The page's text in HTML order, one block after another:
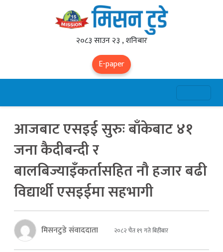
२०८३ साउन २३ , शनिबार
E-paper
आजबाट एसइई सुरुः बाँकेबाट ४१
जना कैदीबन्दी र
बालबिज्याइँकर्तासहित नौ हजार बढी
विद्यार्थी एसइईमा सहभागी
मिसनटुडे संवाददाता २०८२ चैत १९ गते बिहीबार